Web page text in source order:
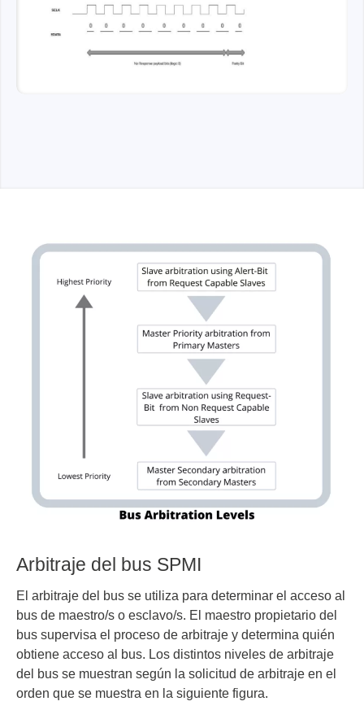
Arbitraje del bus SPMI
El arbitraje del bus se utiliza para determinar el acceso al
bus de maestro/s o esclavo/s. El maestro propietario del
bus supervisa el proceso de arbitraje y determina quién
obtiene acceso al bus. Los distintos niveles de arbitraje
del bus se muestran según la solicitud de arbitraje en el
orden que se muestra en la siguiente figura.